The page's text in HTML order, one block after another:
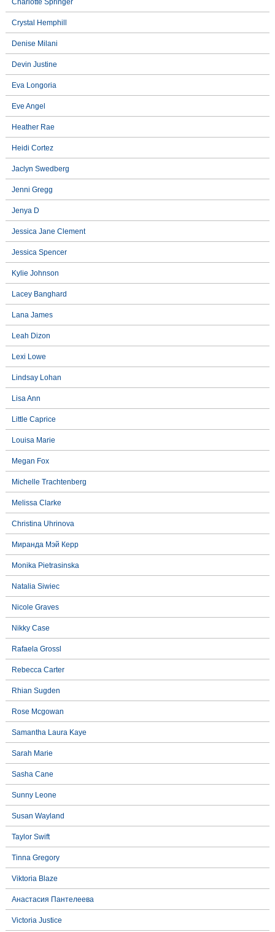
Charlotte Springer
Crystal Hemphill
Denise Milani
Devin Justine
Eva Longoria
Eve Angel
Heather Rae
Heidi Cortez
Jaclyn Swedberg
Jenni Gregg
Jenya D
Jessica Jane Clement
Jessica Spencer
Kylie Johnson
Lacey Banghard
Lana James
Leah Dizon
Lexi Lowe
Lindsay Lohan
Lisa Ann
Little Caprice
Louisa Marie
Megan Fox
Michelle Trachtenberg
Melissa Clarke
Christina Uhrinova
Миранда Мэй Керр
Monika Pietrasinska
Natalia Siwiec
Nicole Graves
Nikky Case
Rafaela Grossl
Rebecca Carter
Rhian Sugden
Rose Mcgowan
Samantha Laura Kaye
Sarah Marie
Sasha Cane
Sunny Leone
Susan Wayland
Taylor Swift
Tinna Gregory
Viktoria Blaze
Анастасия Пантелеева
Victoria Justice